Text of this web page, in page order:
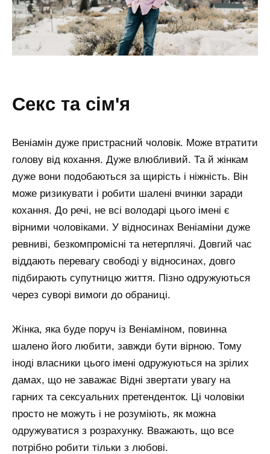
секс та сім'я
Веніамін дуже пристрасний чоловік. Може втратити
голову від кохання. Дуже влюбливий. Та й жінкам
дуже вони подобаються за щирість і ніжність. Він
може ризикувати і робити шалені вчинки заради
кохання. До речі, не всі володарі цього імені є
вірними чоловіками. У відносинах Веніаміни дуже
ревниві, безкомпромісні та нетерплячі. Довгий час
віддають перевагу свободі у відносинах, довго
підбирають супутницю життя. Пізно одружуються
через суворі вимоги до обраниці.
Жінка, яка буде поруч із Веніаміном, повинна
шалено його любити, завжди бути вірною. Тому
іноді власники цього імені одружуються на зрілих
дамах, що не заважає Відні звертати увагу на
гарних та сексуальних претенденток. Ці чоловіки
просто не можуть і не розуміють, як можна
одружуватися з розрахунку. Вважають, що все
потрібно робити тільки з любові.